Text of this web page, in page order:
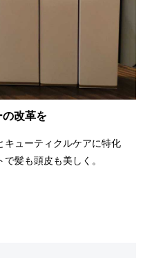
の改革を
キューティクルケアに特化
髪も頭皮も美しく。